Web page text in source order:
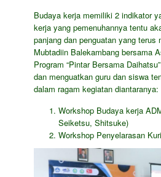
Budaya kerja memiliki 2 indikator
kerja yang pemenuhannya tentu
panjang dan penguatan yang terus
Mubtadiin Balekambang bersama
Program “Pintar Bersama
dan menguatkan guru dan siswa
dalam ragam kegiatan diantaranya:
Workshop Budaya kerja
Seiketsu, Shitsuke)
Workshop Penyelarasan